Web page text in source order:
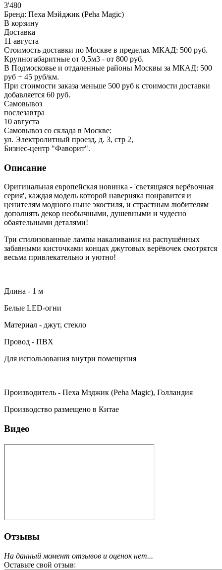
3'480
Бренд: Пеха Мэйджик (Peha Magic)
В корзину
Доставка
11 августа
Стоимость доставки по Москве в пределах МКАД: 500 руб.
Крупногабаритные от 0,5м3 - от 800 руб.
В Подмосковье и отдаленные районы Москвы за МКАД: 500
руб + 45 руб/км.
При стоимости заказа меньше 500 руб к стоимости доставки
добавляется 60 руб.
Самовывоз
послезавтра
10 августа
Самовывоз со склада в Москве:
ул. Электролитный проезд, д. 3, стр 2,
Бизнес-центр "Фаворит".
Описание
Оригинальная европейская новинка - 'светящаяся верёвочная
серия', каждая модель которой наверняка понравится и
ценителям модного ныне экостиля, и страстным любителям
дополнять декор необычными, душевными и чудесно
обаятельными деталями!
Три стилизованные лампы накаливания на распушённых
забавными кисточками концах джутовых верёвочек смотрятся
весьма привлекательно и уютно!
Длина - 1 м
Белые LED-огни
Материал - джут, стекло
Провод - ПВХ
Для использования внутри помещения
Производитель - Пеха Мэджик (Peha Magic), Голландия
Производство размещено в Китае
Видео
Отзывы
На данный момент отзывов и оценок нет...
Оставьте свой отзыв: